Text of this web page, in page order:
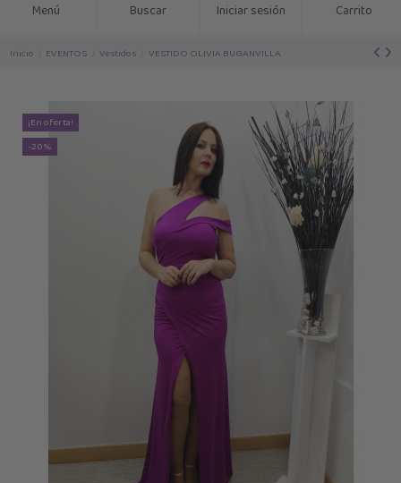
Menú Buscar Iniciar sesión Carrito
Inicio EVENTOS Vestidos VESTIDO OLIVIA BUGANVILLA
¡En oferta!
-20%